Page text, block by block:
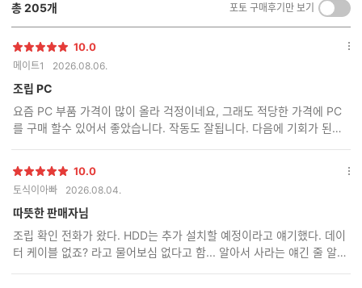
총205개 포토 구매후기만 보기
켜
기/
별
점
10.0
메이트1 2026.08.06.
조립 PC
요즘 PC 부품 가격이 많이 올라 걱정이네요, 그래도 적당한 가격에 PC
를 구매 할수 있어서 좋았습니다. 작동도 잘됩니다. 다음에 기회가 된다
옵
별
점
10.0
토식이아빠 2026.08.04.
따뜻한 판매자님
조립 확인 전화가 왔다. HDD는 추가 설치할 예정이라고 얘기했다. 데이
터 케이블 없죠? 라고 물어보심 없다고 함... 알아서 사라는 얘긴 줄 알았
옵